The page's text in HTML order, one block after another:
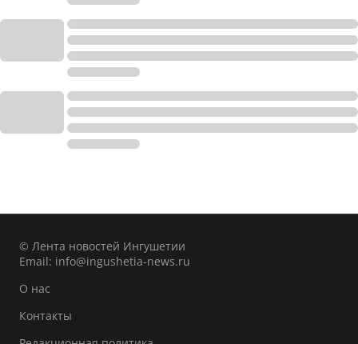
© Лента новостей Ингушетии
Email: info@ingushetia-news.ru
О нас
Контакты